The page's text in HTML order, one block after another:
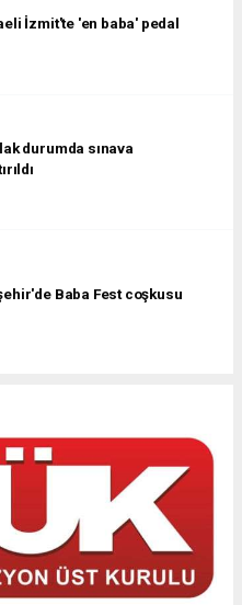
İzmit'te 'en baba' pedal
durumda sınava
Baba Fest coşkusu